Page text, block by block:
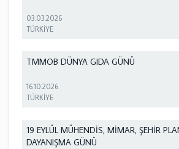
03.03.2026
TÜRKİYE
TMMOB DÜNYA GIDA GÜNÜ
16.10.2026
TÜRKİYE
19 EYLÜL MÜHENDİS, MİMAR, ŞEHİR
DAYANIŞMA GÜNÜ